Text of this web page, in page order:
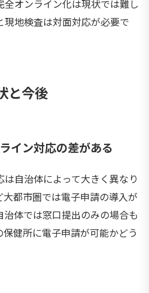
オンライン化は現状では難し
現地検査は対面対応が必要で
と今後
イン対応の差がある
自治体によって大きく異なり
都市圏では電子申請の導入が
体では窓口提出のみの場合も
健所に電子申請が可能かどう